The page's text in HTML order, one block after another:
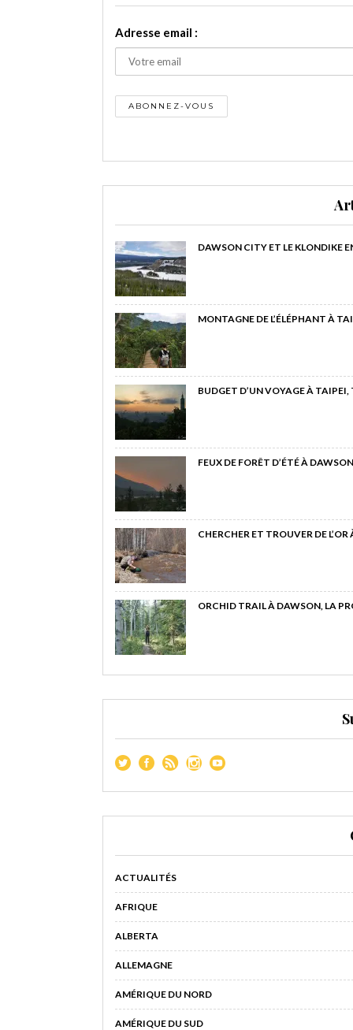
Adresse email :
DAWSON CITY ET LE KLONDIKE
MONTAGNE DE L’ÉLÉPHANT À
BUDGET D’UN VOYAGE À
FEUX DE FORÊT D’ÉTÉ À
CHERCHER ET TROUVER DE
ORCHID TRAIL À DAWSON, LA
ACTUALITÉS
AFRIQUE
ALBERTA
ALLEMAGNE
AMÉRIQUE DU NORD
AMÉRIQUE DU SUD